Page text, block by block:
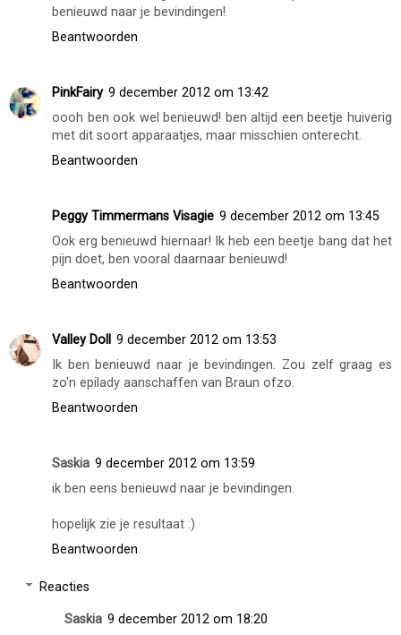
benieuwd naar je bevindingen!
Beantwoorden
PinkFairy 9 december 2012 om 13:42
oooh ben ook wel benieuwd! ben altijd een beetje huiverig
met dit soort apparaatjes, maar misschien onterecht.
Beantwoorden
Peggy Timmermans Visagie 9 december 2012 om 13:45
Ook erg benieuwd hiernaar! Ik heb een beetje bang dat het
pijn doet, ben vooral daarnaar benieuwd!
Beantwoorden
Valley Doll
9 december 2012 om 13:53
Ik ben benieuwd naar je bevindingen. Zou zelf graag es
zo'n epilady aanschaffen van Braun ofzo.
Beantwoorden
Saskia 9 december 2012 om 13:59
ik ben eens benieuwd naar je bevindingen.
hopelijk zie je resultaat :)
Beantwoorden
Reacties
Saskia 9 december 2012 om 18:20